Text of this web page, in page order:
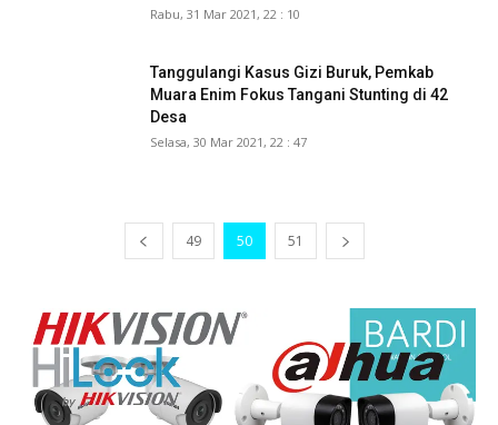
Rabu, 31 Mar 2021, 22 : 10
Tanggulangi Kasus Gizi Buruk, Pemkab
Muara Enim Fokus Tangani Stunting di 42
Desa
Selasa, 30 Mar 2021, 22 : 47
49 50 51